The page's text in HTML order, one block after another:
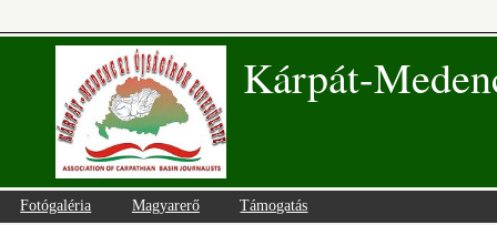
Kárpát-
Fotógaléria Magyarerő Támogatás